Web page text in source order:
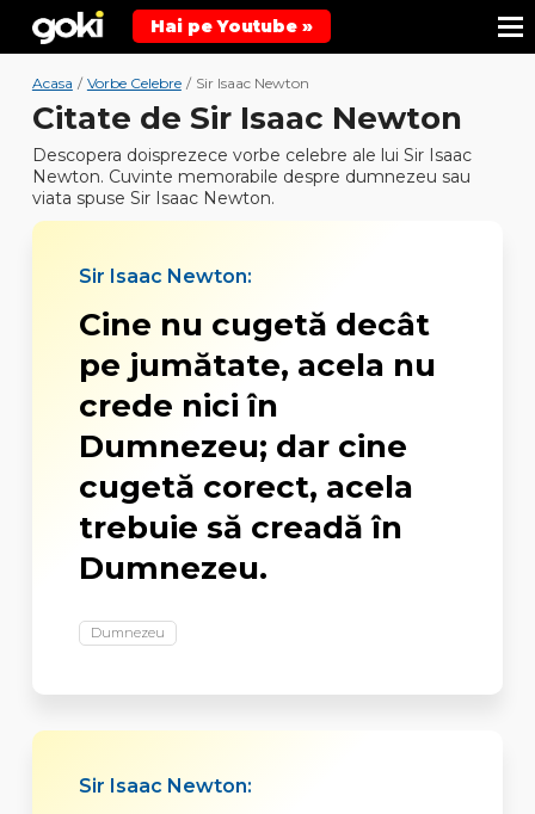
Hai pe Youtube »
Acasa / Vorbe Celebre / Sir Isaac Newton
Citate de Sir Isaac Newton
Descopera doisprezece vorbe celebre ale lui Sir Isaac
Newton. Cuvinte memorabile despre dumnezeu sau
viata spuse Sir Isaac Newton.
Sir Isaac Newton:
Cine nu cugetă decât
pe jumătate, acela nu
crede nici în
Dumnezeu; dar cine
cugetă corect, acela
trebuie să creadă în
Dumnezeu.
Dumnezeu
Sir Isaac Newton: